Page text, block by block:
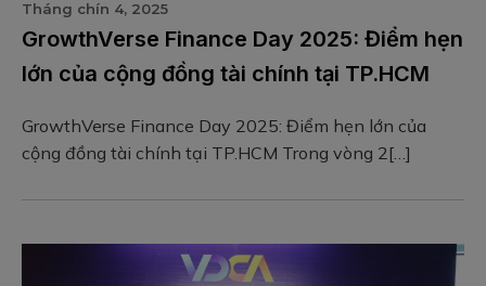
Tháng chín 4, 2025
GrowthVerse Finance Day 2025: Điểm hẹn
lớn của cộng đồng tài chính tại TP.HCM
GrowthVerse Finance Day 2025: Điểm hẹn lớn của
cộng đồng tài chính tại TP.HCM Trong vòng 2[…]